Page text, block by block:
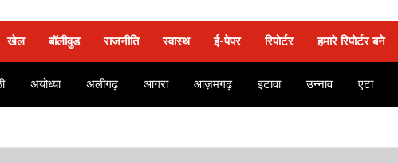
खेल बॉलीवुड राजनीति स्वास्थ ई-पेपर रिपोर्टर हमारे रिपोर्टर बने
अयोध्या अलीगढ़ आगरा आज़मगढ़ इटावा उन्नाव एटा